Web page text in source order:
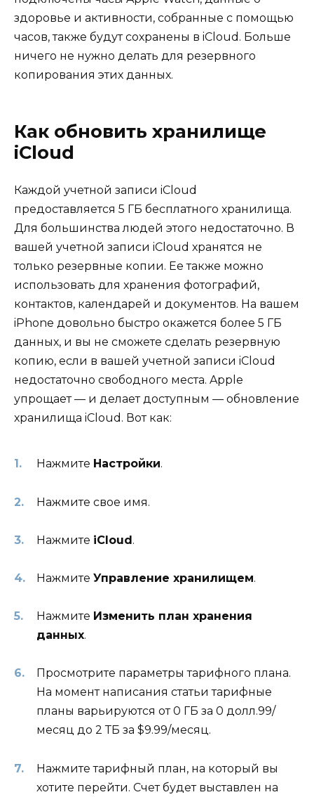
здоровье и активности, собранные с помощью
часов, также будут сохранены в iCloud. Больше
ничего не нужно делать для резервного
копирования этих данных.
Как обновить хранилище
iCloud
Каждой учетной записи iCloud
предоставляется 5 ГБ бесплатного хранилища.
Для большинства людей этого недостаточно. В
вашей учетной записи iCloud хранятся не
только резервные копии. Ее также можно
использовать для хранения фотографий,
контактов, календарей и документов. На вашем
iPhone довольно быстро окажется более 5 ГБ
данных, и вы не сможете сделать резервную
копию, если в вашей учетной записи iCloud
недостаточно свободного места. Apple
упрощает — и делает доступным — обновление
хранилища iCloud. Вот как:
Нажмите Настройки.
Нажмите свое имя.
Нажмите iCloud.
Нажмите Управление хранилищем.
Нажмите Изменить план хранения
данных.
Просмотрите параметры тарифного плана.
На момент написания статьи тарифные
планы варьируются от 0 ГБ за 0 долл.99/
месяц до 2 ТБ за $9.99/месяц.
Нажмите тарифный план, на который вы
хотите перейти. Счет будет выставлен на